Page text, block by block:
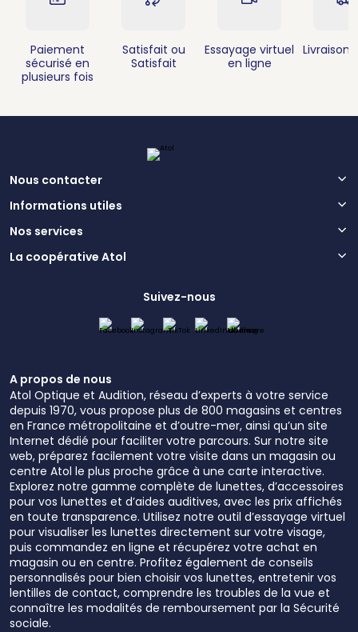
Paiement
sécurisé en
plusieurs fois
Satisfait ou
Satisfait
Essayage virtuel
en ligne
Livraison
Nous contacter
Informations utiles
Nos services
La coopérative Atol
Suivez-nous
A propos de nous
Atol Optique et Audition, réseau d’experts à votre service
depuis 1970, vous propose plus de 800 magasins et centres
en France métropolitaine et d’outre-mer, ainsi qu’un site
Internet dédié pour faciliter votre parcours. Sur notre site
web, préparez facilement votre visite dans un magasin ou
centre Atol le plus proche grâce à une carte interactive.
Explorez notre gamme complète de lunettes, d’accessoires
pour vos lunettes et d’aides auditives, avec les prix affichés
en toute transparence. Utilisez notre outil d’essayage virtuel
pour visualiser les lunettes directement sur votre visage,
puis commandez en ligne et récupérez votre achat en
magasin ou en centre. Profitez également de conseils
personnalisés pour bien choisir vos lunettes, entretenir vos
lentilles de contact, comprendre les troubles de la vue et
connaître les modalités de remboursement par la Sécurité
sociale.